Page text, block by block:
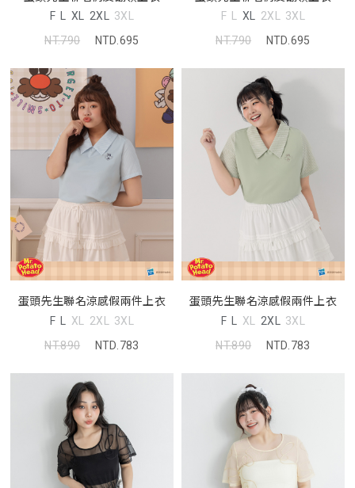
F L XL 2XL 3XL
NT.790
NTD.695
F L XL 2XL 3XL
NT.790
NTD.695
蛋頭先生聯名涼感假兩件上衣
F L XL 2XL 3XL
NT.890
NTD.783
蛋頭先生聯名涼感假兩件上衣
F L XL 2XL 3XL
NT.890
NTD.783